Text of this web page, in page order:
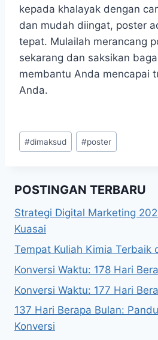
kepada khalayak dengan
dan mudah diingat, poster
tepat. Mulailah merancang
sekarang dan saksikan
membantu Anda mencapai
Anda.
Post
Tags:
#dimaksud #poster
POSTINGAN TERBARU
Strategi Digital Marketing
Kuasai
Tempat Kuliah Kimia Terbaik
Konversi Waktu: 178 Hari
Konversi Waktu: 177 Hari
137 Hari Berapa Bulan:
Konversi